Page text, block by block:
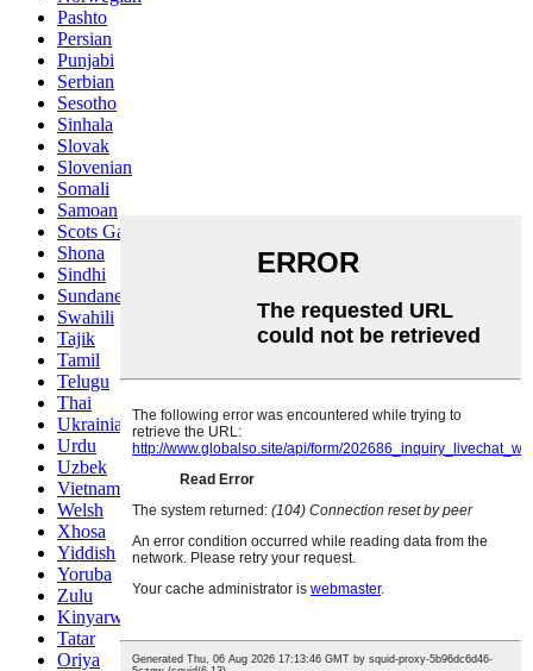
Pashto
Persian
Punjabi
Serbian
Sesotho
Sinhala
Slovak
Slovenian
Somali
Samoan
Scots Gaelic
Shona
Sindhi
Sundanese
Swahili
Tajik
Tamil
Telugu
Thai
Ukrainian
Urdu
Uzbek
Vietnamese
Welsh
Xhosa
Yiddish
Yoruba
Zulu
Kinyarwanda
Tatar
Oriya